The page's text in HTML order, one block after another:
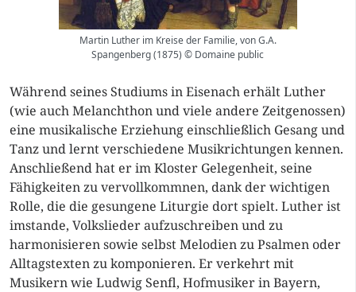
Martin Luther im Kreise der Familie, von G.A.
Spangenberg (1875) © Domaine public
Während seines Studiums in Eisenach erhält Luther
(wie auch Melanchthon und viele andere Zeitgenossen)
eine musikalische Erziehung einschließlich Gesang und
Tanz und lernt verschiedene Musikrichtungen kennen.
Anschließend hat er im Kloster Gelegenheit, seine
Fähigkeiten zu vervollkommnen, dank der wichtigen
Rolle, die die gesungene Liturgie dort spielt. Luther ist
imstande, Volkslieder aufzuschreiben und zu
harmonisieren sowie selbst Melodien zu Psalmen oder
Alltagstexten zu komponieren. Er verkehrt mit
Musikern wie Ludwig Senfl, Hofmusiker in Bayern,